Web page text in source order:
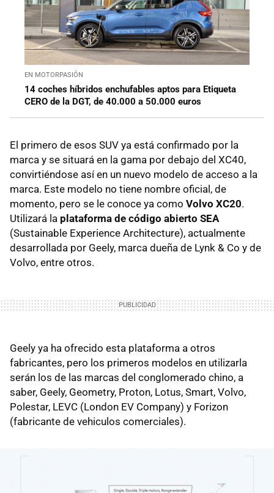
EN MOTORPASIÓN
14 coches híbridos enchufables aptos para Etiqueta
CERO de la DGT, de 40.000 a 50.000 euros
El primero de esos SUV ya está confirmado por la
marca y se situará en la gama por debajo del XC40,
convirtiéndose así en un nuevo modelo de acceso a la
marca. Este modelo no tiene nombre oficial, de
momento, pero se le conoce ya como Volvo XC20.
Utilizará la plataforma de código abierto SEA
(Sustainable Experience Architecture), actualmente
desarrollada por Geely, marca dueña de Lynk & Co y de
Volvo, entre otros.
Geely ya ha ofrecido esta plataforma a otros
fabricantes, pero los primeros modelos en utilizarla
serán los de las marcas del conglomerado chino, a
saber, Geely, Geometry, Proton, Lotus, Smart, Volvo,
Polestar, LEVC (London EV Company) y Forizon
(fabricante de vehiculos comerciales).